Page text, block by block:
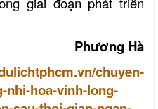
Phương Hà
chuyen-
nhi-hoa-vinh-long-